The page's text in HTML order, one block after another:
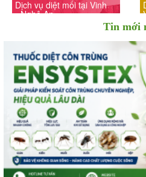
Dịch vụ diệt mối tại Vinh
- Nghệ An
Tin mới